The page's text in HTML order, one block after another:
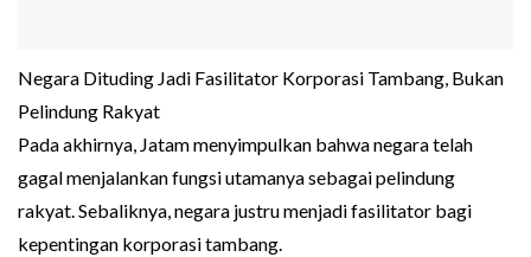
Negara Dituding Jadi Fasilitator Korporasi Tambang, Bukan
Pelindung Rakyat
Pada akhirnya, Jatam menyimpulkan bahwa negara telah
gagal menjalankan fungsi utamanya sebagai pelindung
rakyat. Sebaliknya, negara justru menjadi fasilitator bagi
kepentingan korporasi tambang.